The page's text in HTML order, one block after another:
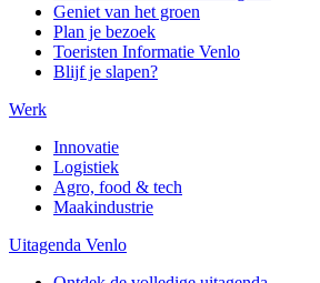
Geniet van het groen
Plan je bezoek
Toeristen Informatie Venlo
Blijf je slapen?
Werk
Innovatie
Logistiek
Agro, food & tech
Maakindustrie
Uitagenda Venlo